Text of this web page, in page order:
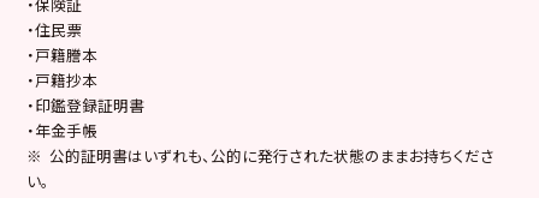
・住民票
・戸籍謄本
・戸籍抄本
・印鑑登録証明書
・年金手帳
※ 公的証明書はいずれも、公的に発行された状態のままお持ちくださ
い。